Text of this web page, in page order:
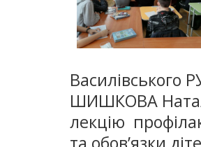
Василівського
ШИШКОВА
лекцію